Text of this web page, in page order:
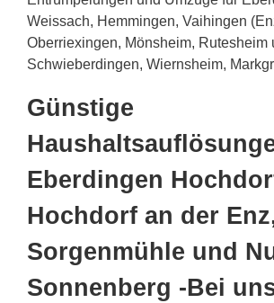
Weissach, Hemmingen, Vaihingen
Oberriexingen, Mönsheim, Rutesheim
Schwieberdingen, Wiernsheim,
Günstige
Eberdingen
Hochdorf an der
Sorgenmühle und
Sonnenberg -Bei